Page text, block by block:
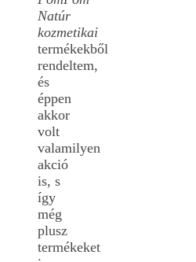
Natúr
kozmetikai
termékekből
rendeltem,
és
éppen
akkor
volt
valamilyen
akció
is, s
így
még
plusz
termékeket